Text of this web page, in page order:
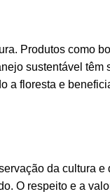
Produtos como
sustentável têm
a floresta e
da cultura e
O respeito e a